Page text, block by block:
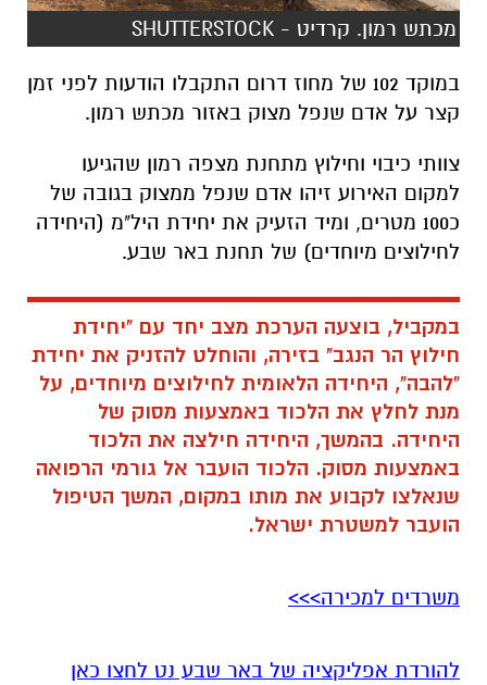
מכתש רמון. קרדיט - SHUTTERSTOCK
במוקד 102 של מחוז דרום התקבלו הודעות לפני זמן
קצר על אדם שנפל מצוק באזור מכתש רמון.
צוותי כיבוי וחילוץ מתחנת מצפה רמון שהגיעו
למקום האירוע זיהו אדם שנפל ממצוק בגובה של
כ100 מטרים, ומיד הזעיק את יחידת היל"מ (היחידה
לחילוצים מיוחדים) של תחנת באר שבע.
במקביל, בוצעה הערכת מצב יחד עם "יחידת
חילוץ הר הנגב" בזירה, והוחלט להזניק את יחידת
"להבה", היחידה הלאומית לחילוצים מיוחדים, על
מנת לחלץ את הלכוד באמצעות מסוק של
היחידה. בהמשך, היחידה חילצה את הלכוד
באמצעות מסוק. הלכוד הועבר אל גורמי הרפואה
שנאלצו לקבוע את מותו במקום, המשך הטיפול
הועבר למשטרת ישראל.
משרדים למכירה>>>
להורדת אפליקציה של באר שבע נט לחצו כאן